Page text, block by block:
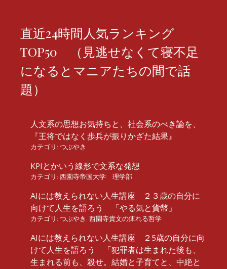
直近24時間人気ランキング
TOP50 （見逃せなくて寝不足
になるとマニアたちの間で話
題）
人文系の思想お気持ちと、社会系のべき論を、
『王将ではなく歩兵が振りかざた結果』
カテゴリ: つぶやき
KPIとかいう線形で文系な発想
カテゴリ: 西園寺帝国大学 理学部
AIには教えられない人生講座 ２３歳の自分に
向けて人生を語ろう 「やる気と貨幣」
カテゴリ: つぶやき , 西園寺貴文の痺れる哲学
AIには教えられない人生講座 ２5歳の自分に向
けて人生を語ろう 「犯罪者は生まれた後も、
生まれる前も、殺せ。結婚と子育てと、中絶と